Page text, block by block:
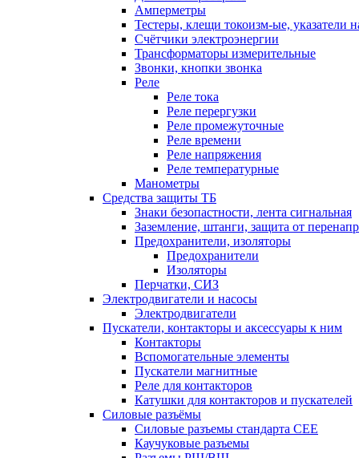
Амперметры
Тестеры, клещи токоизм-ые, указатели
Счётчики электроэнергии
Трансформаторы измерительные
Звонки, кнопки звонка
Реле
Реле тока
Реле перергузки
Реле промежуточные
Реле времени
Реле напряжения
Реле температурные
Манометры
Средства защиты ТБ
Знаки безопастности, лента сигнальная
Заземление, штанги, защита от
Предохранители, изоляторы
Предохранители
Изоляторы
Перчатки, СИЗ
Электродвигатели и насосы
Электродвигатели
Пускатели, контакторы и аксессуары к ним
Контакторы
Вспомогательные элементы
Пускатели магнитные
Реле для контакторов
Катушки для контакторов и пускателей
Силовые разъёмы
Силовые разъемы стандарта СЕЕ
Каучуковые разъемы